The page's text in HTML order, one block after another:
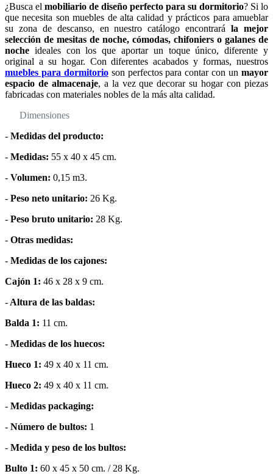
¿Busca el mobiliario de diseño perfecto para su dormitorio? Si lo
que necesita son muebles de alta calidad y prácticos para amueblar
su zona de descanso, en nuestro catálogo encontrarála mejor
selección de mesitas de noche, cómodas, chifoniers o galanes de
noche ideales con los que aportar un toque único, diferente y
original a su hogar. Con diferentes acabados y formas, nuestros
muebles para dormitorioson perfectos para contar con unmayor
espacio de almacenaje, a la vez que decorar su hogar con piezas
fabricadas con materiales nobles de la más alta calidad.
Dimensiones
- Medidas del producto:
- Medidas: 55 x 40 x 45 cm.
- Volumen: 0,15 m3.
- Peso neto unitario: 26 Kg.
- Peso bruto unitario: 28 Kg.
- Otras medidas:
- Medidas de los cajones:
Cajón 1: 46 x 28 x 9 cm.
- Altura de las baldas:
Balda 1: 11 cm.
- Medidas de los huecos:
Hueco 1: 49 x 40 x 11 cm.
Hueco 2: 49 x 40 x 11 cm.
- Medidas packaging:
- Número de bultos: 1
- Medida y peso de los bultos:
Bulto 1: 60 x 45 x 50 cm. / 28 Kg.